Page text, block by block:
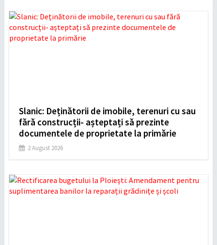
Slanic: Deținătorii de imobile, terenuri cu sau
fără construcții- așteptați să prezinte
documentele de proprietate la primărie
2 August 2026